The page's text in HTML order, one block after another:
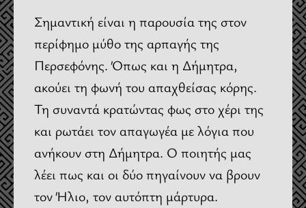
Σημαντική είναι η παρουσία της στον
περίφημο μύθο της αρπαγής της
Περσεφόνης. Όπως και η Δήμητρα,
ακούει τη φωνή του απαχθείσας κόρης.
Τη συναντά κρατώντας φως στο χέρι της
και ρωτάει τον απαγωγέα με λόγια που
ανήκουν στη Δήμητρα. Ο ποιητής μας
λέει πως και οι δύο πηγαίνουν να βρουν
τον Ήλιο, τον αυτόπτη μάρτυρα.